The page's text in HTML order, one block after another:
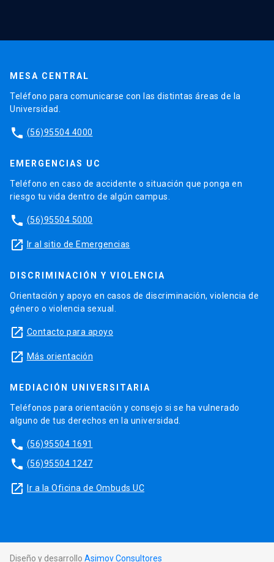
MESA CENTRAL
Teléfono para comunicarse con las distintas áreas de la
Universidad.
phone (56)95504 4000
EMERGENCIAS UC
Teléfono en caso de accidente o situación que ponga en
riesgo tu vida dentro de algún campus.
phone (56)95504 5000
launch Ir al sitio de Emergencias
DISCRIMINACIÓN Y VIOLENCIA
Orientación y apoyo en casos de discriminación, violencia de
género o violencia sexual.
launch Contacto para apoyo
launch Más orientación
MEDIACIÓN UNIVERSITARIA
Teléfonos para orientación y consejo si se ha vulnerado
alguno de tus derechos en la universidad.
phone (56)95504 1691
phone (56)95504 1247
launch Ir a la Oficina de Ombuds UC
Diseño y desarrollo Asimov Consultores